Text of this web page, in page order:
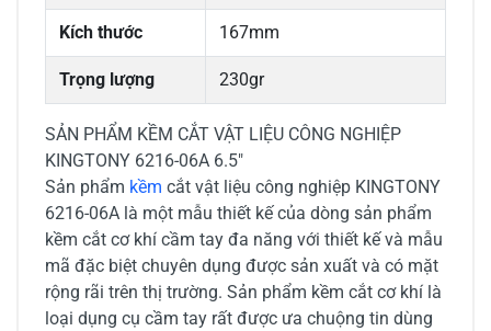
Kích thước 167mm
Trọng lượng 230gr
SẢN PHẨM KỀM CẮT VẬT LIỆU CÔNG NGHIỆP
KINGTONY 6216-06A 6.5"
Sản phẩm kềm cắt vật liệu công nghiệp KINGTONY
6216-06A là một mẫu thiết kế của dòng sản phẩm
kềm cắt cơ khí cầm tay đa năng với thiết kế và mẫu
mã đặc biệt chuyên dụng được sản xuất và có mặt
rộng rãi trên thị trường. Sản phẩm kềm cắt cơ khí là
loại dụng cụ cầm tay rất được ưa chuộng tin dùng